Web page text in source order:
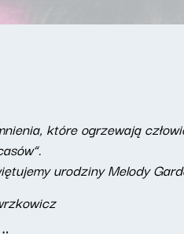
które ogrzewają
urodziny Melody